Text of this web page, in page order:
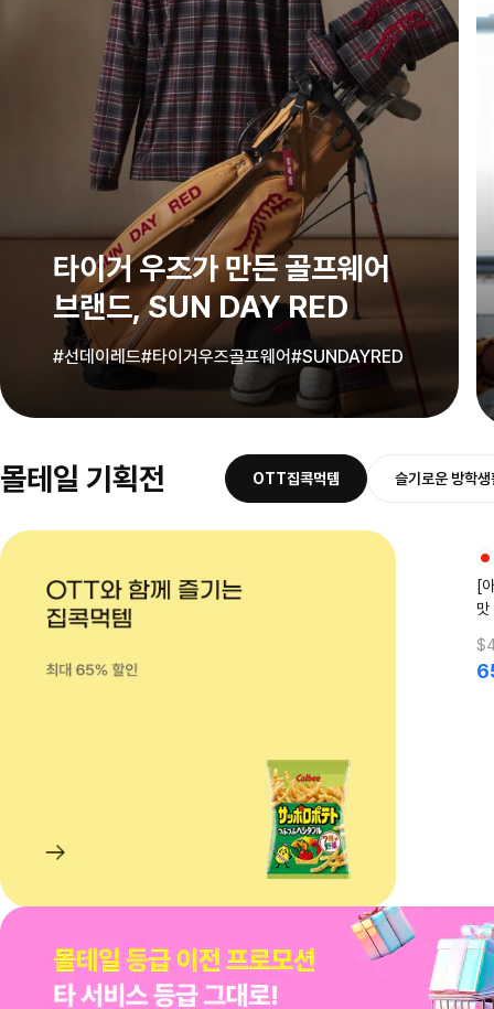
타이거 우즈가 만든 골프웨어
브랜드, SUN DAY RED
#선데이레드#타이거우즈골프웨어#SUNDAYRED
몰테일 기획전 OTT집콕먹템 슬기로운 방학생
[